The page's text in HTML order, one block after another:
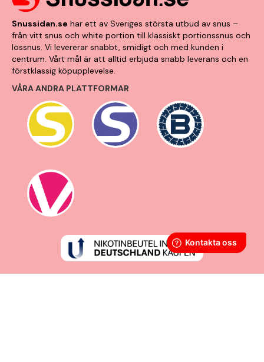
Snussidan.se har ett av Sveriges största utbud av snus –
från vitt snus och white portion till klassiskt portionssnus och
lössnus. Vi levererar snabbt, smidigt och med kunden i
centrum. Vårt mål är att alltid erbjuda snabb leverans och en
förstklassig köpupplevelse.
VÅRA ANDRA PLATTFORMAR